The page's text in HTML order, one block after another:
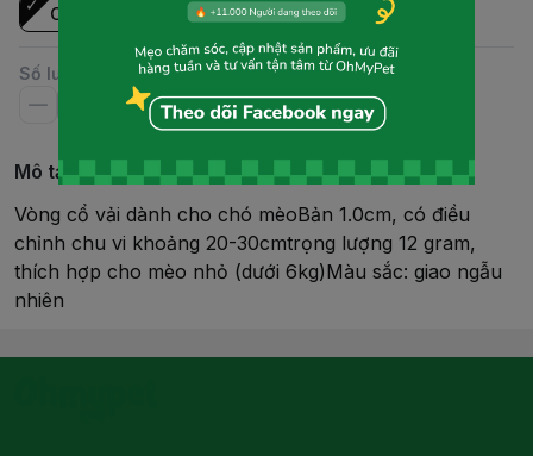
Cái
Số lượng
Mô tả chi tiết
Vòng cổ vải dành cho chó mèoBản 1.0cm, có điều
chỉnh chu vi khoảng 20-30cmtrọng lượng 12 gram,
thích hợp cho mèo nhỏ (dưới 6kg)Màu sắc: giao ngẫu
nhiên